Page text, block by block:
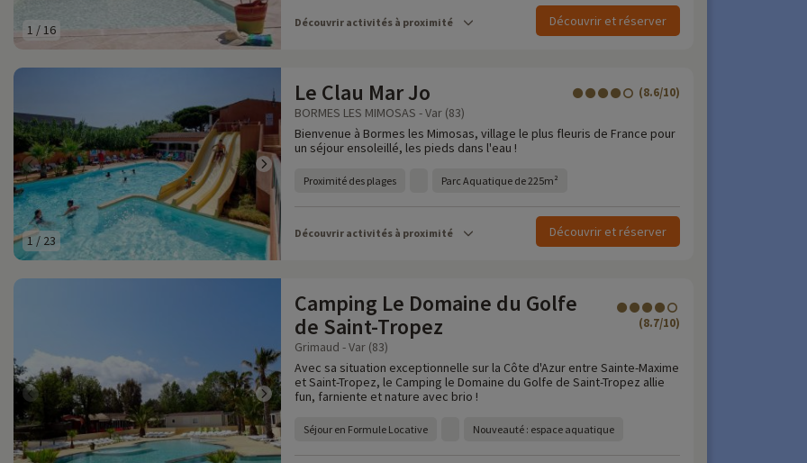
1 /16 Découvrir activités à proximité Découvrir et réserver
1 / 23
Le Clau Mar Jo (8.6/10)
BORMES LES MIMOSAS - Var (83)
Bienvenue à Bormes les Mimosas, village le plus fleuris de France pour
un séjour ensoleillé, les pieds dans l'eau !
Proximité des plages Parc Aquatique de 225m²
Découvrir activités à proximité Découvrir et réserver
Camping Le Domaine du Golfe
de Saint-Tropez
(8.7/10)
Grimaud - Var (83)
Avec sa situation exceptionnelle sur la Côte d'Azur entre Sainte-Maxime
et Saint-Tropez, le Camping le Domaine du Golfe de Saint-Tropez allie
fun, farniente et nature avec brio !
Séjour en Formule Locative Nouveauté : espace aquatique